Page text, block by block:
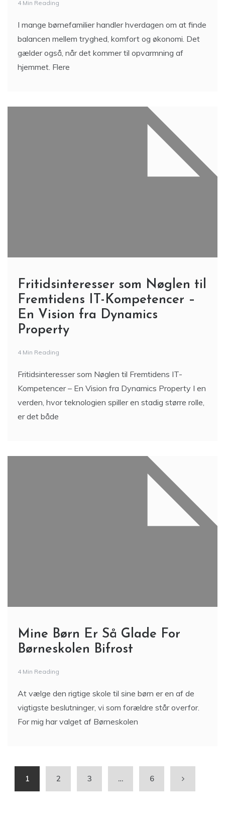
4 Min Reading
I mange børnefamilier handler hverdagen om at finde
balancen mellem tryghed, komfort og økonomi. Det
gælder også, når det kommer til opvarmning af
hjemmet. Flere
Fritidsinteresser som Nøglen til
Fremtidens IT-Kompetencer –
En Vision fra Dynamics
Property
4 Min Reading
Fritidsinteresser som Nøglen til Fremtidens IT-
Kompetencer – En Vision fra Dynamics Property I en
verden, hvor teknologien spiller en stadig større rolle,
er det både
Mine Børn Er Så Glade For
Børneskolen Bifrost
4 Min Reading
At vælge den rigtige skole til sine børn er en af de
vigtigste beslutninger, vi som forældre står overfor.
For mig har valget af Børneskolen
1 2 3 … 6